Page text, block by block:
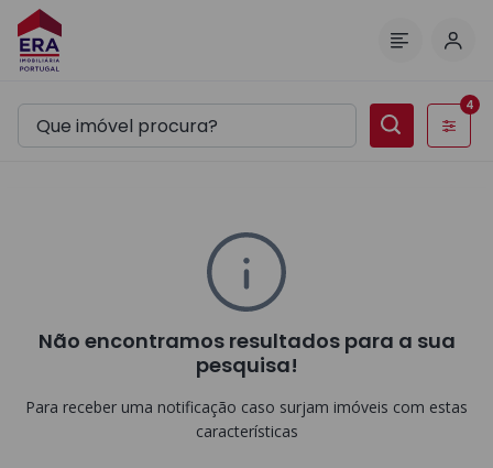
Filtros
4
Não encontramos resultados para a sua
pesquisa!
Para receber uma notificação caso surjam imóveis com estas
características